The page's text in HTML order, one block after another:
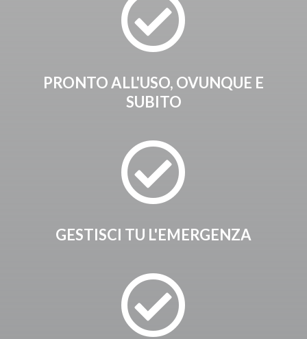

PRONTO ALL'USO, OVUNQUE E
SUBITO

GESTISCI TU L'EMERGENZA
